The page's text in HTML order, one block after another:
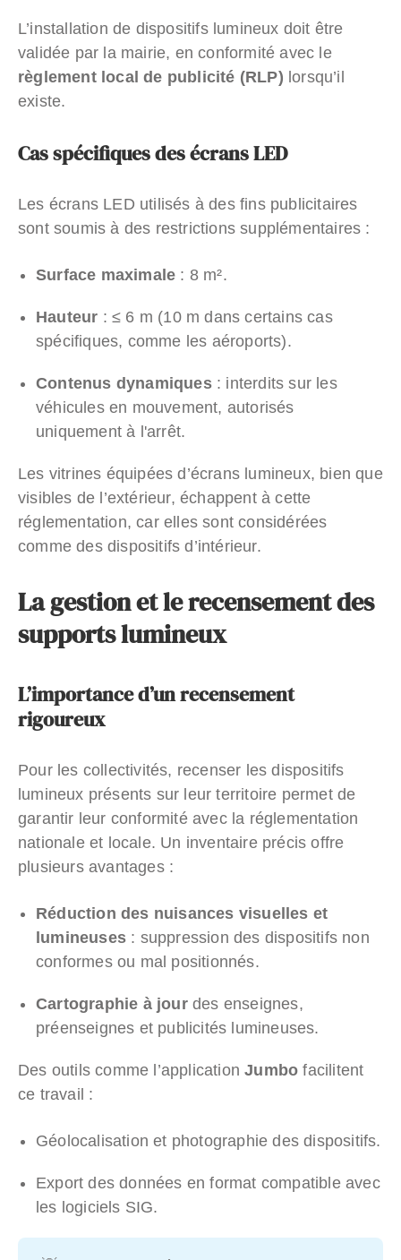
L’installation de dispositifs lumineux doit être
validée par la mairie, en conformité avec le
règlement local de publicité (RLP) lorsqu’il
existe.
Cas spécifiques des écrans LED
Les écrans LED utilisés à des fins publicitaires
sont soumis à des restrictions supplémentaires :
Surface maximale : 8 m².
Hauteur : ≤ 6 m (10 m dans certains cas
spécifiques, comme les aéroports).
Contenus dynamiques: interdits sur les
véhicules en mouvement, autorisés
uniquement à l'arrêt.
Les vitrines équipées d’écrans lumineux, bien que
visibles de l’extérieur, échappent à cette
réglementation, car elles sont considérées
comme des dispositifs d’intérieur.
La gestion et le recensement des
supports lumineux
L’importance d’un recensement
rigoureux
Pour les collectivités, recenser les dispositifs
lumineux présents sur leur territoire permet de
garantir leur conformité avec la réglementation
nationale et locale. Un inventaire précis offre
plusieurs avantages :
Réduction des nuisances visuelles et
lumineuses : suppression des dispositifs non
conformes ou mal positionnés.
Cartographie à jourdes enseignes,
préenseignes et publicités lumineuses.
Des outils comme l’applicationJumbo facilitent
ce travail :
Géolocalisation et photographie des dispositifs.
Export des données en format compatible avec
les logiciels SIG.